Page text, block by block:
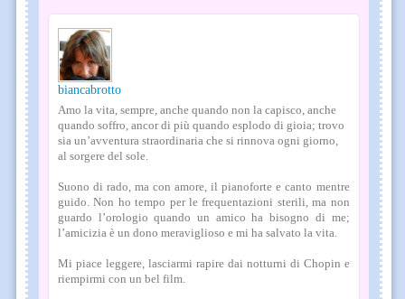
biancabrotto
Amo la vita, sempre, anche quando non la capisco, anche
quando soffro, ancor di più quando esplodo di gioia; trovo
sia un’avventura straordinaria che si rinnova ogni giorno,
al sorgere del sole.
Suono di rado, ma con amore, il pianoforte e canto mentre
guido. Non ho tempo per le frequentazioni sterili, ma non
guardo l’orologio quando un amico ha bisogno di me;
l’amicizia è un dono meraviglioso e mi ha salvato la vita.
Mi piace leggere, lasciarmi rapire dai notturni di Chopin e
riempirmi con un bel film.